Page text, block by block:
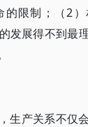
的限制；（2
发展得不到最
生产关系不仅